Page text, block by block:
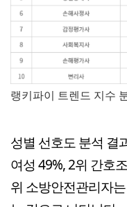
랭키파이 트렌드 지수
성별 선호도 분석 결
여성 49%, 2위 간호
위 소방안전관리자